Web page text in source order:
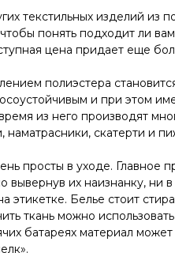
текстильных изделий из
понять подходит ли
цена придает еще
полиэстера
и при этом
из него производят
скатерти и
просты в уходе. Главное
их наизнанку, ни
этикетке. Белье стоит
ткань можно
батареях материал